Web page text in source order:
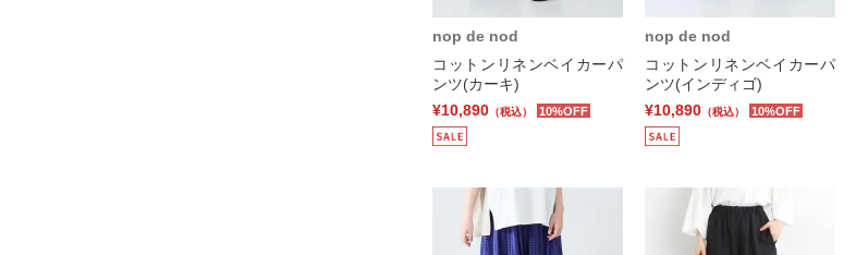
nop de nod
コットンリネンベイカーパ
ンツ(カーキ)
¥10,890 （税込） 10%OFF
nop de nod
コットンリネンベイカーパ
ンツ(インディゴ)
¥10,890 （税込） 10%OFF